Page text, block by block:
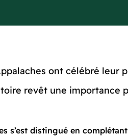
ont célébré
revêt une
distingué en